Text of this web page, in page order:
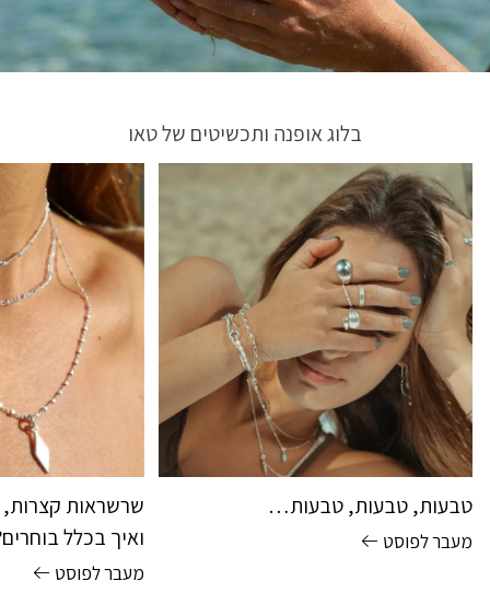
בלוג אופנה ותכשיטים של טאו
טבעות, טבעות, טבעות…
מעבר לפוסט
שרשראות
ואיך בכלל
מעבר לפוסט